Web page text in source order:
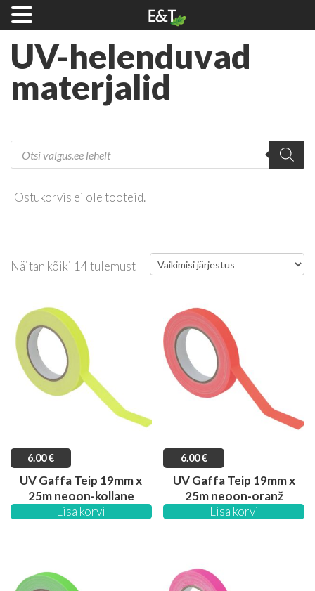
UV-helenduvad
materjalid
search
Ostukorvis ei ole tooteid.
Näitan kõiki 14 tulemust
6.00€
UV Gaffa Teip 19mm x
25m neoon-kollane
Lisa korvi
6.00€
UV Gaffa Teip 19mm x
25m neoon-oranž
Lisa korvi